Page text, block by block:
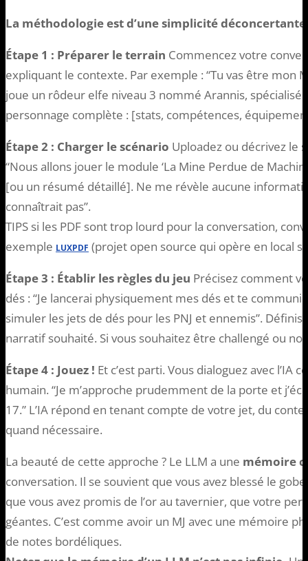
La méthodologie est d’une simplicité déconcertante
Étape 1 : Préparer le terrain Commencez votre
expliquant le contexte. Par exemple : “Tu vas être mon
joue un rôdeur elfe niveau 3 nommé Arannis, spécialisé
personnage complète : [stats, compétences,
Étape 2 : Charger le scénario Uploadez ou décrivez le
“Nous allons jouer le module ‘La Mine Perdue de
[ou un résumé détaillé]. Ne me révèle aucune
connaîtrait pas”.
TIPS si les PDF sont trop lourd pour la conversation,
exemple LUXPDF (projet open source qui opère en local
Étape 3 : Établir les règles du jeu Précisez comment
dés : “Je lancerai physiquement mes dés et te
simuler les jets de dés pour les PNJ et ennemis”.
narratif souhaité. Si vous souhaitez être challengé ou
Étape 4 : Jouez ! Et c’est parti. Vous dialoguez avec l’IA
humain. “Je m’approche prudemment de la porte et
17.” L’IA répond en tenant compte de votre jet, du
quand nécessaire.
La beauté de cette approche ? Le LLM a une mémoire
conversation. Il se souvient que vous avez blessé le
que vous avez promis de l’or au tavernier, que votre
géantes. C’est comme avoir un MJ avec une mémoire
de notes bordéliques.